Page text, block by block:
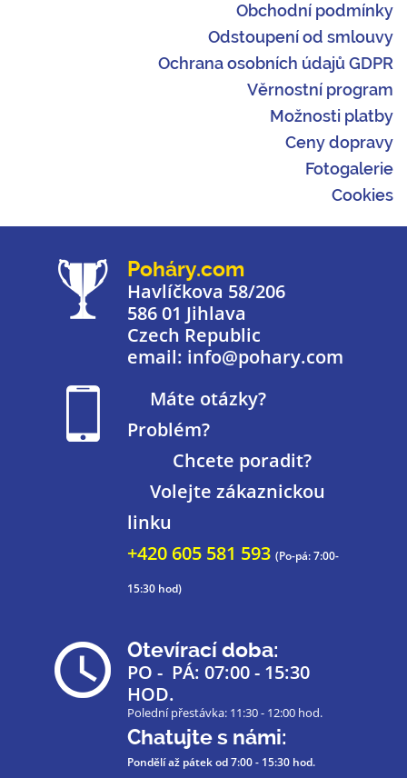
Obchodní podmínky
Odstoupení od smlouvy
Ochrana osobních údajů GDPR
Věrnostní program
Možnosti platby
Ceny dopravy
Fotogalerie
Cookies
Poháry.com
Havlíčkova 58/206
586 01 Jihlava
Czech Republic
email: info@pohary.com
Máte otázky?
Problém?
Chcete poradit?
Volejte zákaznickou
linku
+420 605 581 593 (Po-pá: 7:00-
15:30 hod)
Otevírací doba:
PO - PÁ: 07:00 - 15:30
HOD.
Polední přestávka: 11:30 - 12:00 hod.
Chatujte s námi:
Pondělí až pátekod 7:00 - 15:30 hod.